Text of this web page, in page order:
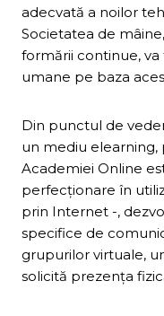
adecvată a noilor
Societatea de
formării continue,
umane pe baza
Din punctul de
un mediu elearning,
Academiei Online
perfecţionare în
prin Internet -,
specifice de
grupurilor virtuale,
solicită prezenţa